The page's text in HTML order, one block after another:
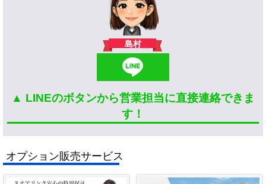
島村
▲ LINEのボタンから営業担当に直接連絡できま
す！
オプション販売サービス